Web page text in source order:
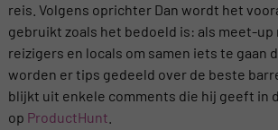
reis. Volgens oprichter Dan wordt het
gebruikt zoals het bedoeld is: als meet-
reizigers en locals om samen iets te gaan
worden er tips gedeeld over de beste
blijkt uit enkele comments die hij geeft in
op ProductHunt